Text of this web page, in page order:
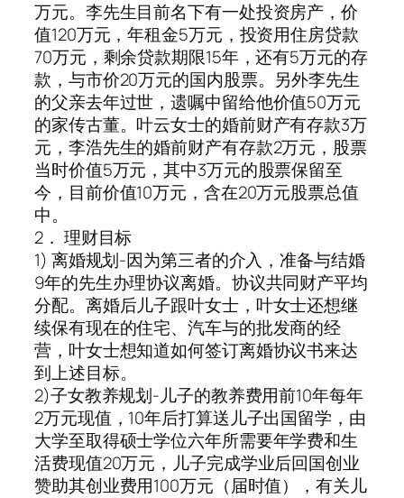
万元。李先生目前名下有一处投资房产，价
值120万元，年租金5万元，投资用住房贷款
70万元，剩余贷款期限15年，还有5万元的存
款，与市价20万元的国内股票。另外李先生
的父亲去年过世，遗嘱中留给他价值50万元
的家传古董。叶云女士的婚前财产有存款3万
元，李浩先生的婚前财产有存款2万元，股票
当时价值5万元，其中3万元的股票保留至
今，目前价值10万元，含在20万元股票总值
中。
2． 理财目标
1) 离婚规划-因为第三者的介入，准备与结婚
9年的先生办理协议离婚。协议共同财产平均
分配。离婚后儿子跟叶女士，叶女士还想继
续保有现在的住宅、汽车与的批发商的经
营，叶女士想知道如何签订离婚协议书来达
到上述目标。
2)子女教养规划-儿子的教养费用前10年每年
2万元现值，10年后打算送儿子出国留学，由
大学至取得硕士学位六年所需要年学费和生
活费现值20万元，儿子完成学业后回国创业
赞助其创业费用100万元（届时值），有关儿